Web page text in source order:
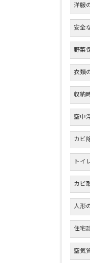
洋服
安全
野菜
衣類
収納
空中
カビ
トイ
カビ
人形
住宅
空気